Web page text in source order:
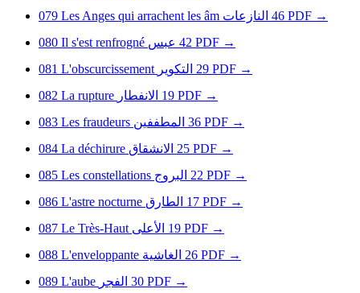
079 Les Anges qui arrachent les âm النازعات 46 PDF →
080 Il s'est renfrogné عبس 42 PDF →
081 L'obscurcissement التكوير 29 PDF →
082 La rupture الانفطار 19 PDF →
083 Les fraudeurs المطففين 36 PDF →
084 La déchirure الانشقاق 25 PDF →
085 Les constellations البروج 22 PDF →
086 L'astre nocturne الطارق 17 PDF →
087 Le Très-Haut الأعلى 19 PDF →
088 L'enveloppante الغاشية 26 PDF →
089 L'aube الفجر 30 PDF →